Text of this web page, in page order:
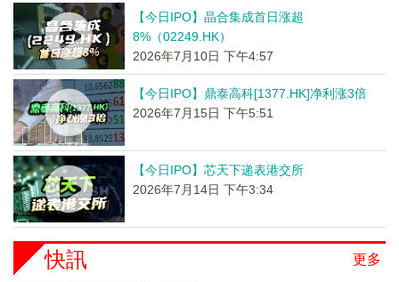
【今日IPO】晶合集成首日涨超
8%（02249.HK）
2026年7月10日 下午4:57
【今日IPO】鼎泰高科[1377.HK]净利涨3倍
2026年7月15日 下午5:51
【今日IPO】芯天下递表港交所
2026年7月14日 下午3:34
更多
快訊